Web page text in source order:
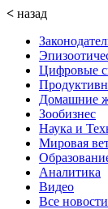
< назад
Цифровые
Домашние
Зообизнес
Наука и
Мировая
Аналитика
Видео
Все новости